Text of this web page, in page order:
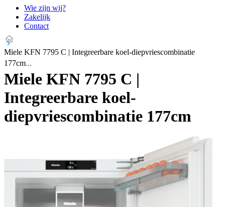
Wie zijn wij?
Zakelijk
Contact
Miele KFN 7795 C | Integreerbare koel-diepvriescombinatie
177cm
Miele KFN 7795 C |
Integreerbare koel-
diepvriescombinatie 177cm